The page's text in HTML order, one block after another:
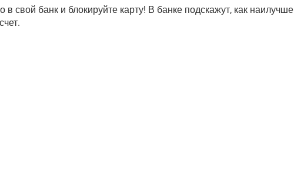
в свой банк и блокируйте карту! В банке подскажут, как наилучше